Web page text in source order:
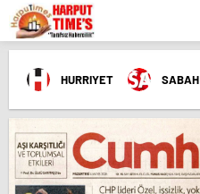
HURRIYET SABAH